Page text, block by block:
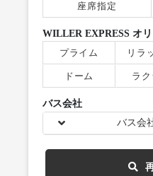
座席指定
WILLER EXPRESS オ
プライム
リラ
ドーム ラク
バス会社
バス会